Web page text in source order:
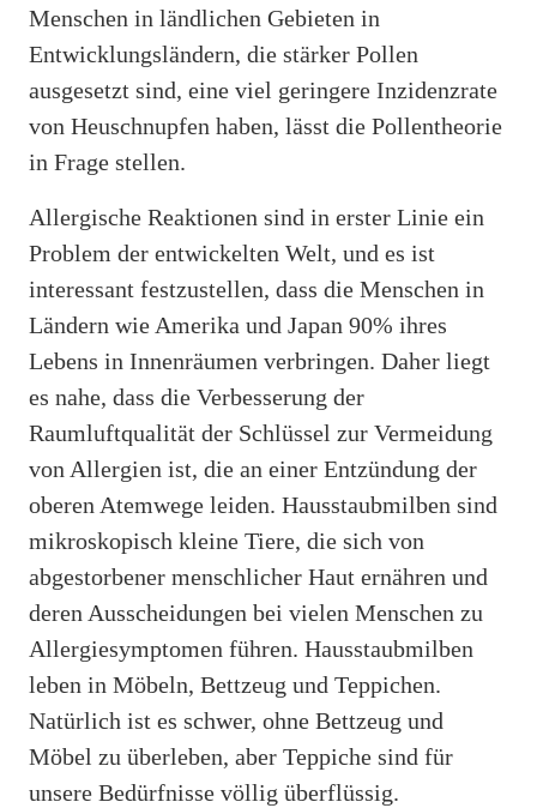
Menschen in ländlichen Gebieten in
Entwicklungsländern, die stärker Pollen
ausgesetzt sind, eine viel geringere Inzidenzrate
von Heuschnupfen haben, lässt die Pollentheorie
in Frage stellen.
Allergische Reaktionen sind in erster Linie ein
Problem der entwickelten Welt, und es ist
interessant festzustellen, dass die Menschen in
Ländern wie Amerika und Japan 90% ihres
Lebens in Innenräumen verbringen. Daher liegt
es nahe, dass die Verbesserung der
Raumluftqualität der Schlüssel zur Vermeidung
von Allergien ist, die an einer Entzündung der
oberen Atemwege leiden. Hausstaubmilben sind
mikroskopisch kleine Tiere, die sich von
abgestorbener menschlicher Haut ernähren und
deren Ausscheidungen bei vielen Menschen zu
Allergiesymptomen führen. Hausstaubmilben
leben in Möbeln, Bettzeug und Teppichen.
Natürlich ist es schwer, ohne Bettzeug und
Möbel zu überleben, aber Teppiche sind für
unsere Bedürfnisse völlig überflüssig.